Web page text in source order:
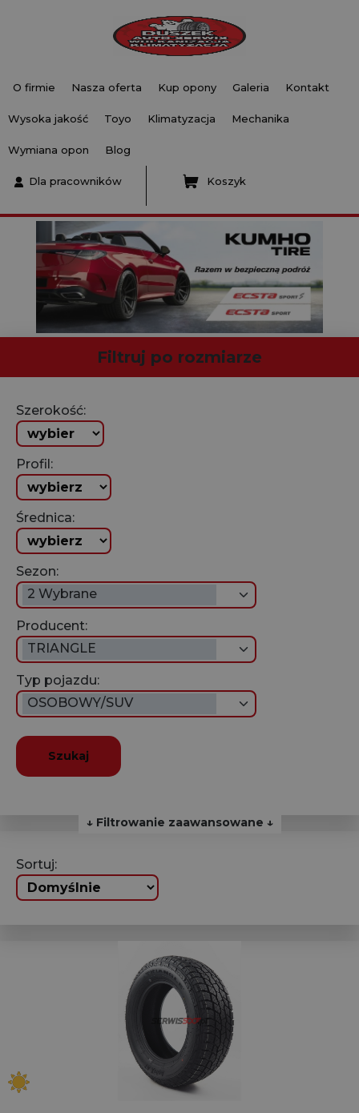
O firmie Nasza oferta Kup opony Galeria Kontakt
Wysoka jakość Toyo Klimatyzacja Mechanika
Wymiana opon Blog
Dla pracowników Koszyk
Filtruj po rozmiarze
Szerokość:
Profil:
Średnica:
Sezon:
2 Wybrane
Producent:
TRIANGLE
Typ pojazdu:
OSOBOWY/SUV
Szukaj
↓ Filtrowanie zaawansowane ↓
Sortuj: